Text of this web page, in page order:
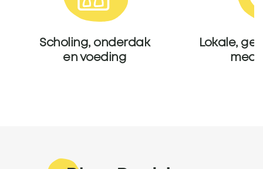
Scholing, onderdak
en voeding
Lokale,